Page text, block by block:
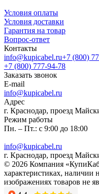
Условия оплаты
Условия доставки
Гарантия на товар
Вопрос-ответ
Контакты
info@kupicabel.ru+7 (800)
+7 (800) 777-94-78
Заказать звонок
E-mail
info@kupicabel.ru
Адрес
г. Краснодар, проезд
Режим работы
Пн. – Пт.: с 9:00 до 18:00
info@kupicabel.ru
г. Краснодар, проезд
© 2026 Компания
характеристиках, наличии
изображениях товаров не